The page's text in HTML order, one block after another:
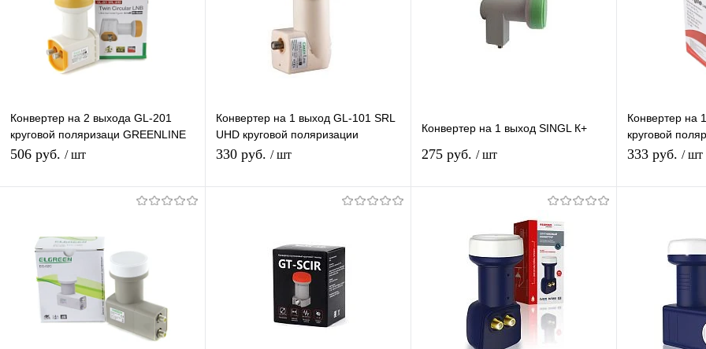
Конвертер на 2 выхода GL-201
круговой поляризаци GREENLINE
TWIN для Триколор/НТВ-Плюс
506 руб. / шт
Купить в 1 клик К сравнению
В избранное В наличии
Конвертер на 1 выход GL-101 SRL
UHD круговой поляризации
GreenLine SINGL дляТриколор/
330 руб. / шт
Купить в 1 клик К сравнению
В избранное В наличии
Конвертер на 1 выход SINGL К+
275 руб. / шт
Купить в 1 клик К сравнению
Под заказ
Конвертер на
круговой
GeneralSatellite
333 руб. / шт
Купить в 1
В избранное